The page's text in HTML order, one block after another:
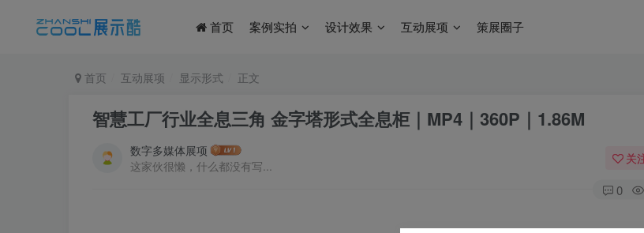
首页 案例实拍 设计效果 互动展项 策展圈子
首页 互动展项 显示形式 正文
智慧工厂行业全息三角 金字塔形式全息柜｜MP4｜360P｜1.86M
数字多媒体展项
这家伙很懒，什么都没有写...
关
0